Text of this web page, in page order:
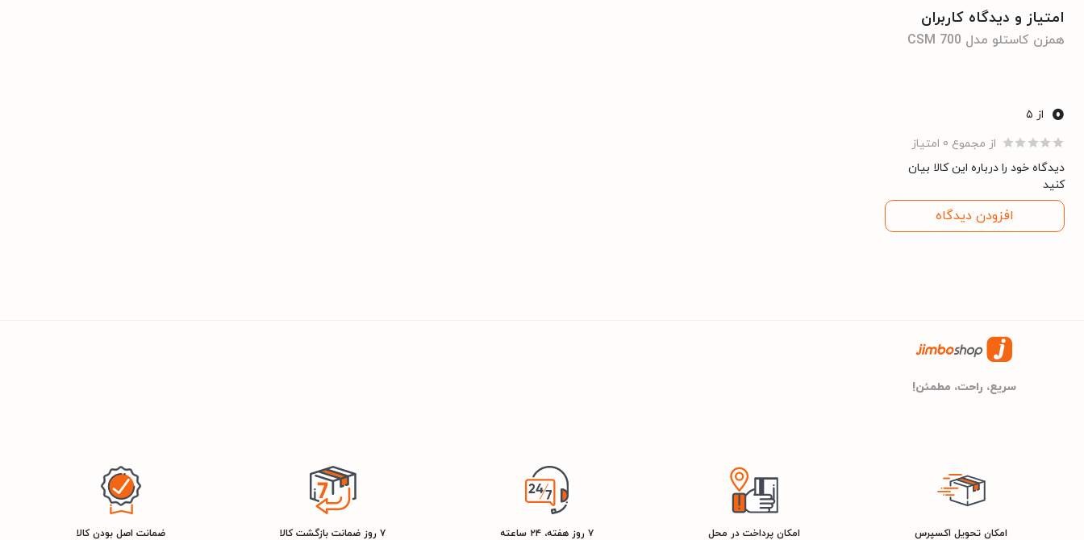
مشخصات مصرف انرژی
امتیاز و دیدگاه کاربران
همزن کاستلو مدل CSM 700
0
از ۵
از مجموع 0 امتیاز
دیدگاه خود را درباره این کالا بیان
کنید
افزودن دیدگاه
سریع، راحت، مطمئن!
امکان تحویل اکسپرس امکان پرداخت در محل ۷ روز هفته، ۲۴ ساعته ۷ روز ضمانت بازگشت کالا ضمانت اصل بودن کالا